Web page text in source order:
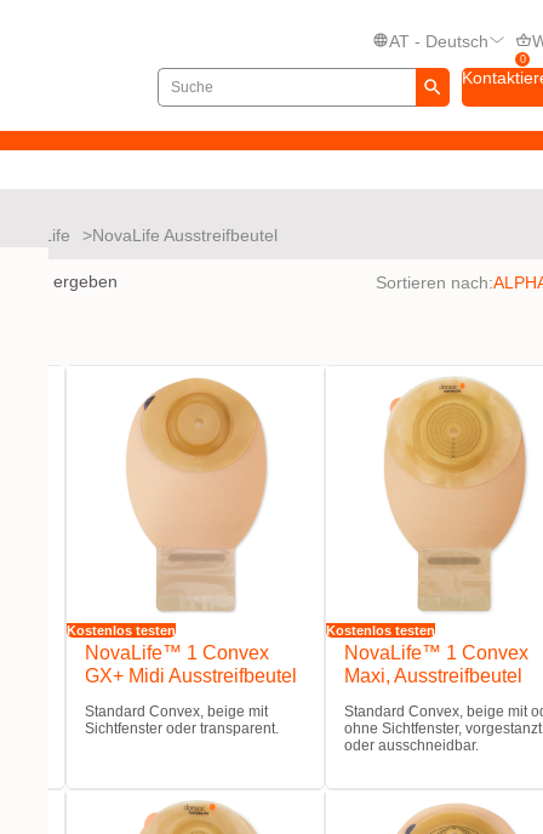
AT - Deutsch
0
NovaLife NovaLife Ausstreifbeutel
ergeben Sortieren nach:
Kostenlos testen
NovaLife™ 1 Convex
GX+ Midi Ausstreifbeutel
Standard Convex, beige mit
Sichtfenster oder transparent.
Kostenlos testen
NovaLife™ 1 Convex
Maxi, Ausstreifbeutel
Standard Convex, beige mit
ohne Sichtfenster, vorgestanzt
oder ausschneidbar.